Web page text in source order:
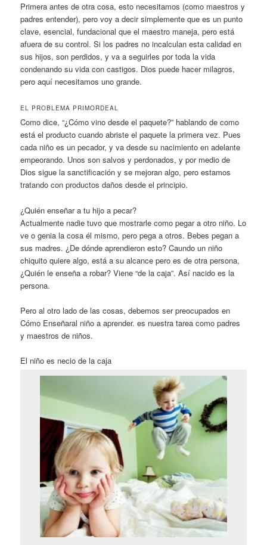
Primera antes de otra cosa, esto necesitamos (como maestros y
padres entender), pero voy a decir simplemente que es un punto
clave, esencial, fundacional que el maestro maneja, pero está
afuera de su control. Si los padres no incalculan esta calidad en
sus hijos, son perdidos, y va a seguirles por toda la vida
condenando su vida con castigos. Dios puede hacer milagros,
pero aquí necesitamos uno grande.
EL PROBLEMA PRIMORDEAL
Como dice, “¿Cómo vino desde el paquete?” hablando de como
está el producto cuando abriste el paquete la primera vez. Pues
cada niño es un pecador, y va desde su nacimiento en adelante
empeorando. Unos son salvos y perdonados, y por medio de
Dios sigue la sanctificación y se mejoran algo, pero estamos
tratando con productos daños desde el principio.
¿Quién enseñar a tu hijo a pecar?
Actualmente nadie tuvo que mostrarle como pegar a otro niño. Lo
ve o genia la cosa él mismo, pero pega a otros. Bebes pegan a
sus madres. ¿De dónde aprendieron esto? Caundo un niño
chiquito quiere algo, está a su alcance pero es de otra persona,
¿Quién le enseña a robar? Viene “de la caja”. Así nacido es la
persona.
Pero al otro lado de las cosas, debemos ser preocupados en
Cómo Enseñaral niño a aprender. es nuestra tarea como padres
y maestros de niños.
El niño es necio de la caja